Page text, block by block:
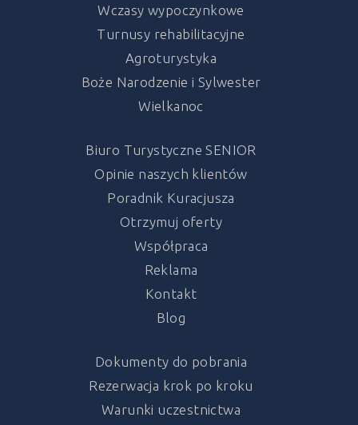
Wczasy wypoczynkowe
Turnusy rehabilitacyjne
Agroturystyka
Boże Narodzenie i Sylwester
Wielkanoc
Biuro Turystyczne SENIOR
Opinie naszych klientów
Poradnik Kuracjusza
Otrzymuj oferty
Współpraca
Reklama
Kontakt
Blog
Dokumenty do pobrania
Rezerwacja krok po kroku
Warunki uczestnictwa